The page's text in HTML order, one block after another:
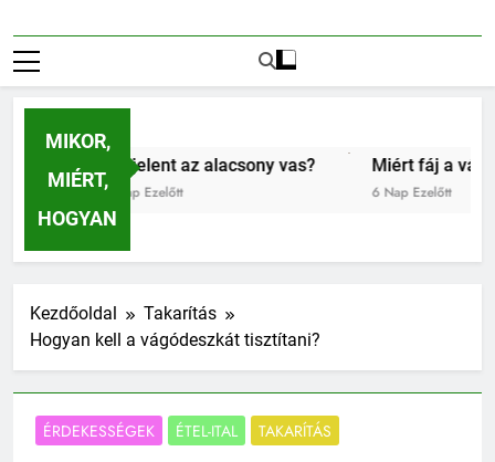
MIKOR,
MIÉRT,
HOGYAN
Mit jelent az alacsony vas?
4 Nap Ezelőtt
Miért fáj a váll?
6 Nap Ezelőtt
Kezdőoldal
Takarítás
Hogyan kell a vágódeszkát tisztítani?
ÉRDEKESSÉGEK ÉTEL-ITAL TAKARÍTÁS